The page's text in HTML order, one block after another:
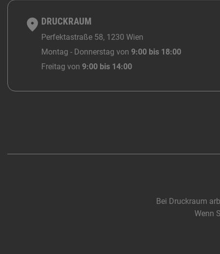
DRUCKRAUM
Perfektastraße 58, 1230 Wien
Montag - Donnerstag von 9:00 bis 18:00
Freitag von 9:00 bis 14:00
Bei Druckraum
Wenn